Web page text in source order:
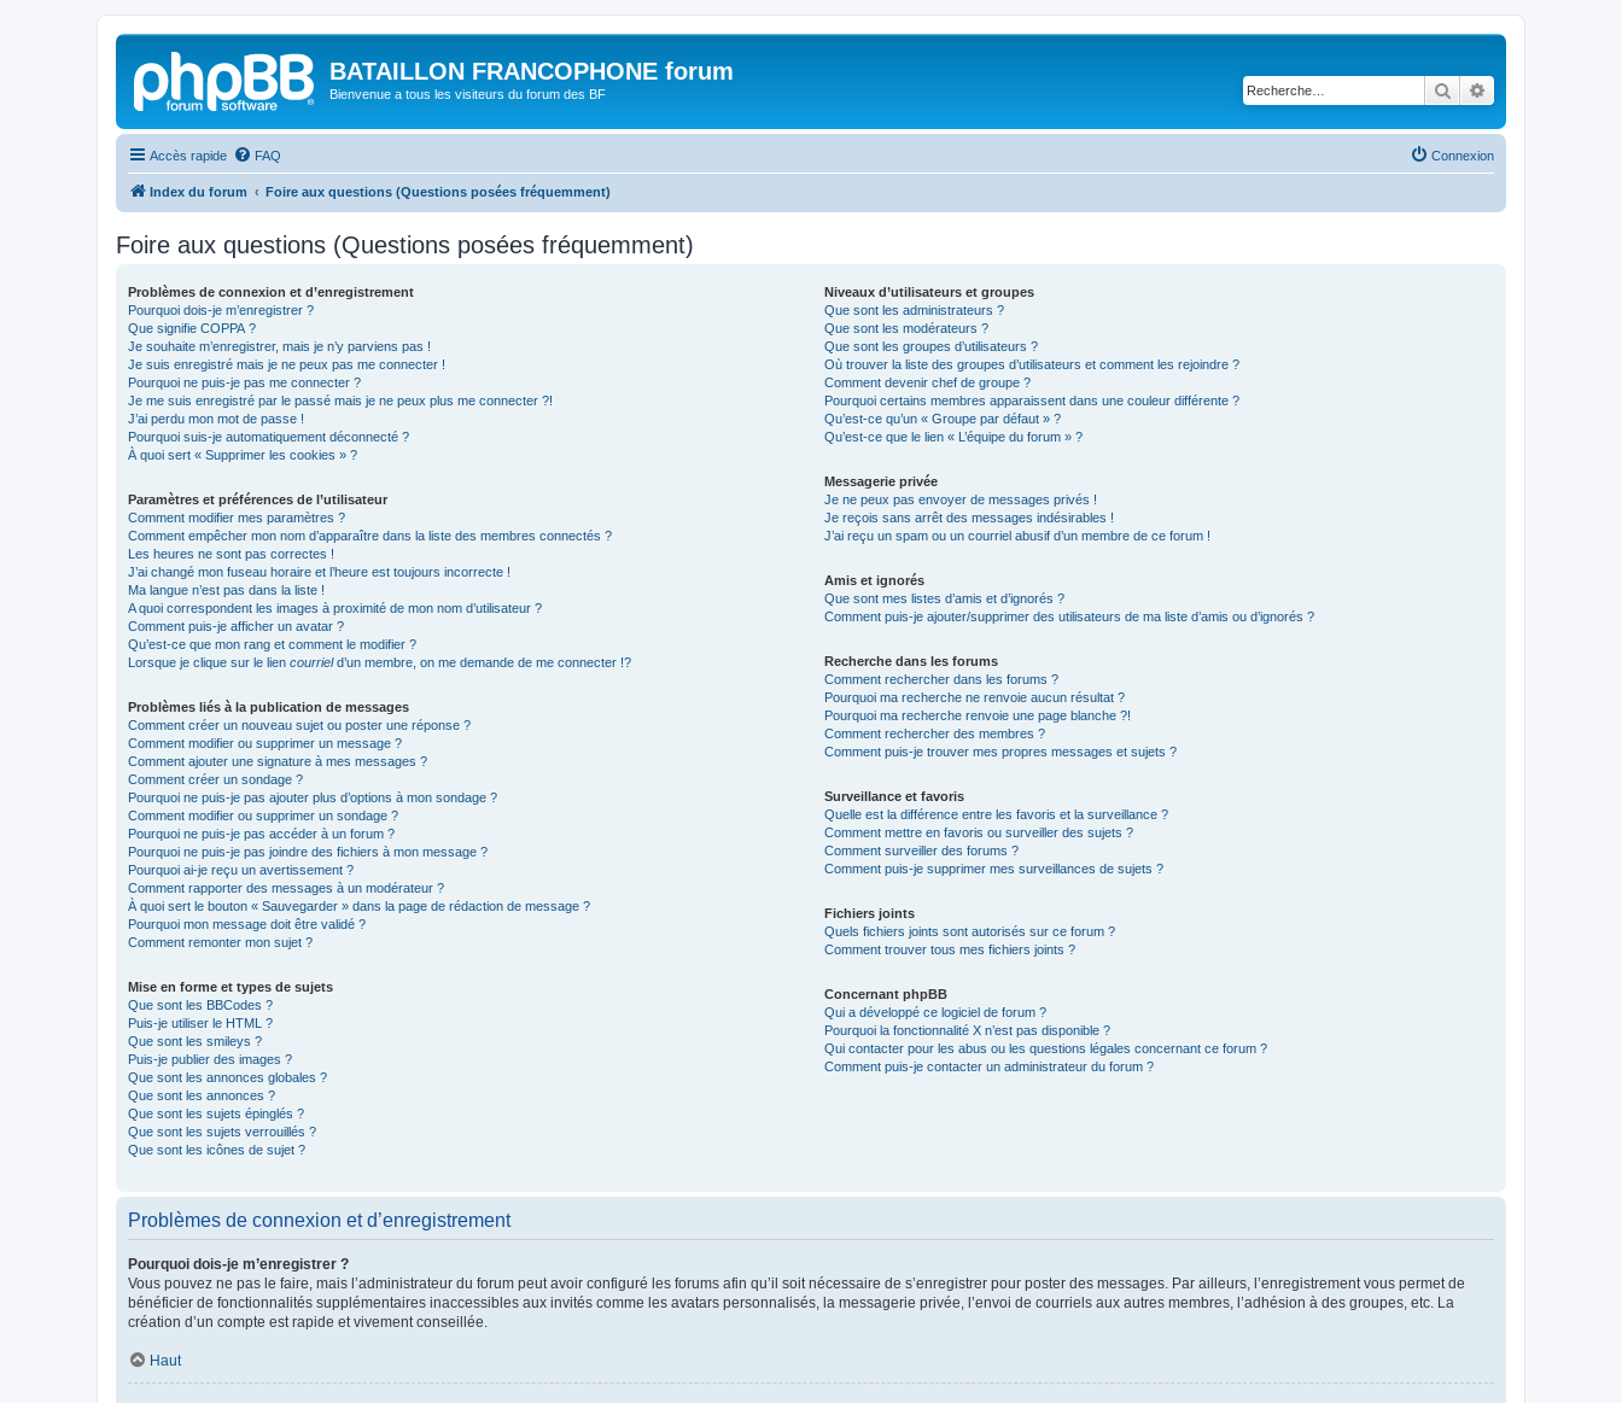
BATAILLON FRANCOPHONE forum
Bienvenue a tous les visiteurs du forum des BF Rechercher
Accès rapide FAQ Connexion
Index du forum Foire aux questions (Questions posées fréquemment)
Foire aux questions (Questions posées fréquemment)
Problèmes de connexion et d’enregistrement
Pourquoi dois-je m’enregistrer ?
Que signifie COPPA ?
Je souhaite m’enregistrer, mais je n’y parviens pas !
Je suis enregistré mais je ne peux pas me connecter !
Pourquoi ne puis-je pas me connecter ?
Je me suis enregistré par le passé mais je ne peux plus me connecter ?!
J’ai perdu mon mot de passe !
Pourquoi suis-je automatiquement déconnecté ?
À quoi sert « Supprimer les cookies » ?
Paramètres et préférences de l’utilisateur
Comment modifier mes paramètres ?
Comment empêcher mon nom d’apparaître dans la liste des membres connectés ?
Les heures ne sont pas correctes !
J’ai changé mon fuseau horaire et l’heure est toujours incorrecte !
Ma langue n’est pas dans la liste !
A quoi correspondent les images à proximité de mon nom d’utilisateur ?
Comment puis-je afficher un avatar ?
Qu’est-ce que mon rang et comment le modifier ?
Lorsque je clique sur le lien courrield’un membre, on me demande de me connecter !?
Problèmes liés à la publication de messages
Comment créer un nouveau sujet ou poster une réponse ?
Comment modifier ou supprimer un message ?
Comment ajouter une signature à mes messages ?
Comment créer un sondage ?
Pourquoi ne puis-je pas ajouter plus d’options à mon sondage ?
Comment modifier ou supprimer un sondage ?
Pourquoi ne puis-je pas accéder à un forum ?
Pourquoi ne puis-je pas joindre des fichiers à mon message ?
Pourquoi ai-je reçu un avertissement ?
Comment rapporter des messages à un modérateur ?
À quoi sert le bouton « Sauvegarder » dans la page de rédaction de message ?
Pourquoi mon message doit être validé ?
Comment remonter mon sujet ?
Mise en forme et types de sujets
Que sont les BBCodes ?
Puis-je utiliser le HTML ?
Que sont les smileys ?
Puis-je publier des images ?
Que sont les annonces globales ?
Que sont les annonces ?
Que sont les sujets épinglés ?
Que sont les sujets verrouillés ?
Que sont les icônes de sujet ?
Niveaux d’utilisateurs et groupes
Que sont les administrateurs ?
Que sont les modérateurs ?
Que sont les groupes d’utilisateurs ?
Où trouver la liste des groupes d’utilisateurs et comment les rejoindre ?
Comment devenir chef de groupe ?
Pourquoi certains membres apparaissent dans une couleur différente ?
Qu’est-ce qu’un « Groupe par défaut » ?
Qu’est-ce que le lien « L’équipe du forum » ?
Messagerie privée
Je ne peux pas envoyer de messages privés !
Je reçois sans arrêt des messages indésirables !
J’ai reçu un spam ou un courriel abusif d’un membre de ce forum !
Amis et ignorés
Que sont mes listes d’amis et d’ignorés ?
Comment puis-je ajouter/supprimer des utilisateurs de ma liste d’amis ou d’ignorés ?
Recherche dans les forums
Comment rechercher dans les forums ?
Pourquoi ma recherche ne renvoie aucun résultat ?
Pourquoi ma recherche renvoie une page blanche ?!
Comment rechercher des membres ?
Comment puis-je trouver mes propres messages et sujets ?
Surveillance et favoris
Quelle est la différence entre les favoris et la surveillance ?
Comment mettre en favoris ou surveiller des sujets ?
Comment surveiller des forums ?
Comment puis-je supprimer mes surveillances de sujets ?
Fichiers joints
Quels fichiers joints sont autorisés sur ce forum ?
Comment trouver tous mes fichiers joints ?
Concernant phpBB
Qui a développé ce logiciel de forum ?
Pourquoi la fonctionnalité X n’est pas disponible ?
Qui contacter pour les abus ou les questions légales concernant ce forum ?
Comment puis-je contacter un administrateur du forum ?
Problèmes de connexion et d’enregistrement
Pourquoi dois-je m’enregistrer ?
Vous pouvez ne pas le faire, mais l’administrateur du forum peut avoir configuré les forums afin qu’il soit nécessaire de s’enregistrer pour poster des messages. Par ailleurs, l’enregistrement vous permet de
bénéficier de fonctionnalités supplémentaires inaccessibles aux invités comme les avatars personnalisés, la messagerie privée, l’envoi de courriels aux autres membres, l’adhésion à des groupes, etc. La
création d’un compte est rapide et vivement conseillée.
Haut